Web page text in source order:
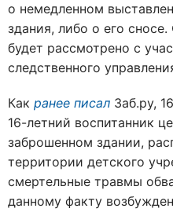
о немедленном
здания, либо о его
будет рассмотрено с
следственного
Как ранее писал Заб.ру,
16-летний воспитанник
заброшенном здании,
территории детского
смертельные травмы
данному факту